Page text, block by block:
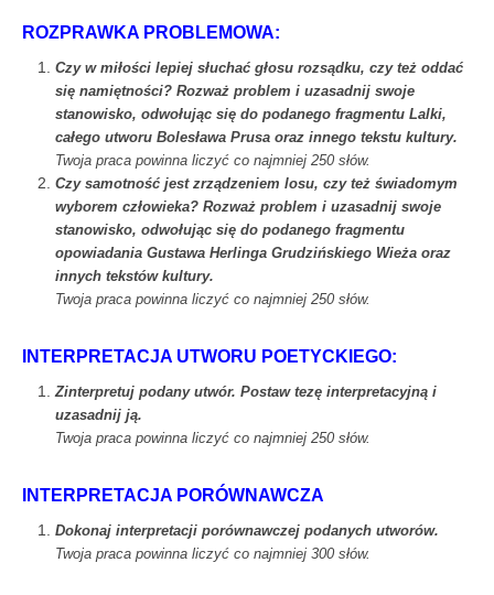
ROZPRAWKA PROBLEMOWA:
Czy w miłości lepiej słuchać głosu rozsądku, czy też oddać
się namiętności? Rozważ problem i uzasadnij swoje
stanowisko, odwołując się do podanego fragmentu Lalki,
całego utworu Bolesława Prusa oraz innego tekstu kultury.
Twoja praca powinna liczyć co najmniej 250 słów.
Czy samotność jest zrządzeniem losu, czy też świadomym
wyborem człowieka? Rozważ problem i uzasadnij swoje
stanowisko, odwołując się do podanego fragmentu
opowiadania Gustawa Herlinga Grudzińskiego Wieża oraz
innych tekstów kultury.
Twoja praca powinna liczyć co najmniej 250 słów.
INTERPRETACJA UTWORU POETYCKIEGO:
Zinterpretuj podany utwór. Postaw tezę interpretacyjną i
uzasadnij ją.
Twoja praca powinna liczyć co najmniej 250 słów.
INTERPRETACJA PORÓWNAWCZA
Dokonaj interpretacji porównawczej podanych utworów.
Twoja praca powinna liczyć co najmniej 300 słów.